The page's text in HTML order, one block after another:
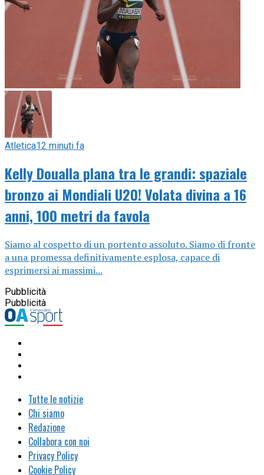
Atletica12 minuti fa
Kelly Doualla plana tra le grandi: spaziale
bronzo ai Mondiali U20! Volata divina a 16
anni, 100 metri da favola
Siamo al cospetto di un portento assoluto. Siamo di fronte
a una promessa definitivamente esplosa, capace di
esprimersi ai massimi...
Pubblicità
Pubblicità
Tutte le notizie
Chi siamo
Redazione
Collabora con noi
Privacy Policy
Cookie Policy